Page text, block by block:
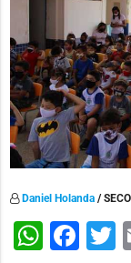
Daniel Holanda/